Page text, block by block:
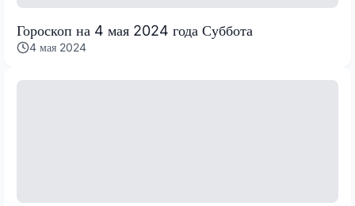
Гороскоп на 4 мая 2024 года Суббота
4 мая 2024